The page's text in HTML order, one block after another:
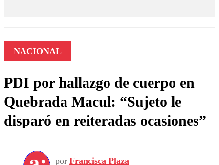
NACIONAL
PDI por hallazgo de cuerpo en
Quebrada Macul: “Sujeto le
disparó en reiteradas ocasiones”
por Francisca Plaza